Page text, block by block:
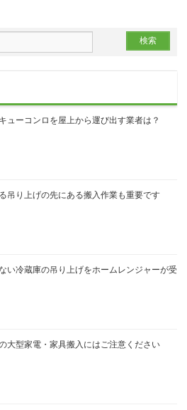
ューコンロを屋上から運び出す業者は？
吊り上げの先にある搬入作業も重要です
い冷蔵庫の吊り上げをホームレンジャーが受
大型家電・家具搬入にはご注意ください